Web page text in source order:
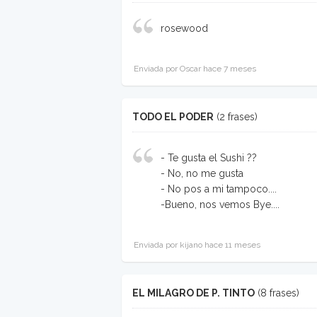
rosewood
Enviada por Oscar hace 7 meses
TODO EL PODER (2 frases)
- Te gusta el Sushi ??
- No, no me gusta
- No pos a mi tampoco....
-Bueno, nos vemos Bye....
Enviada por kijano hace 11 meses
EL MILAGRO DE P. TINTO (8 frases)